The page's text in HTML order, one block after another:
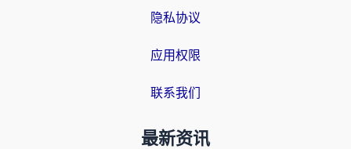
隐私协议
应用权限
联系我们
最新资讯